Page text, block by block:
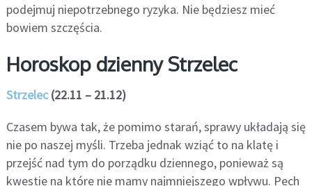
podejmuj niepotrzebnego ryzyka. Nie będziesz mieć
bowiem szczęścia.
Horoskop dzienny Strzelec
Strzelec(22.11 – 21.12)
Czasem bywa tak, że pomimo starań, sprawy układają się
nie po naszej myśli. Trzeba jednak wziąć to na klatę i
przejść nad tym do porządku dziennego, ponieważ są
kwestie na które nie mamy najmniejszego wpływu. Pech